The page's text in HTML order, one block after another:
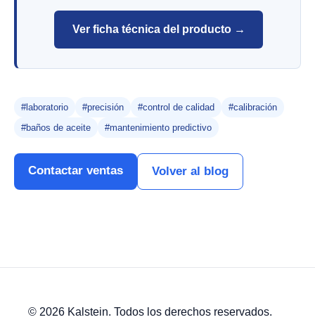
Ver ficha técnica del producto →
#laboratorio #precisión #control de calidad
#calibración
#baños de aceite
#mantenimiento predictivo
Contactar ventas Volver al blog
© 2026 Kalstein. Todos los derechos reservados.